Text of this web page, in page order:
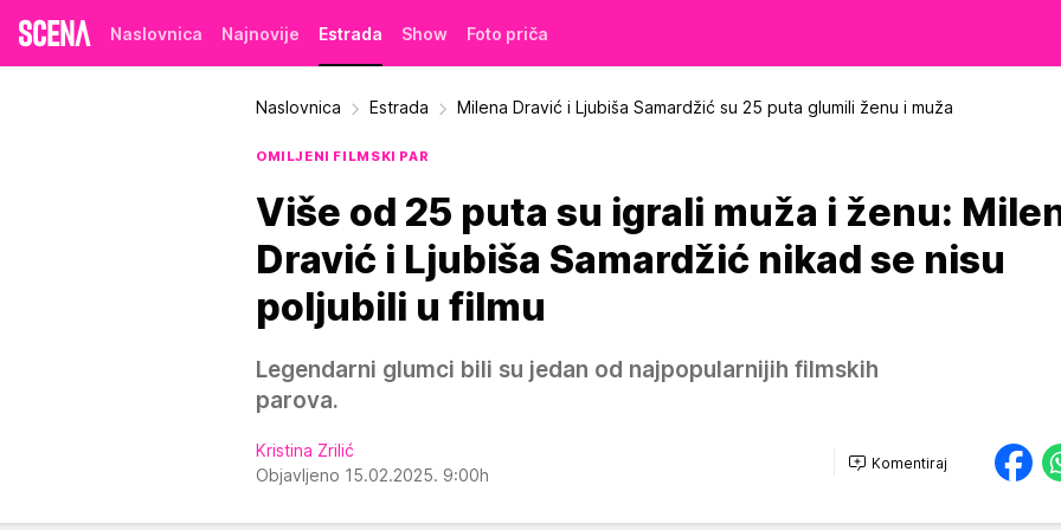
Naslovnica Najnovije Estrada Show Foto priča
Naslovnica Estrada Milena Dravić i Ljubiša Samardžić su 25 puta glumili ženu i muža
OMILJENI FILMSKI PAR
Više od 25 puta su igrali muža i ženu:
Dravić i Ljubiša Samardžić nikad se nisu
poljubili u filmu
Legendarni glumci bili su jedan od najpopularnijih filmskih
parova.
Kristina Zrilić
Objavljeno 15.02.2025. 9:00h
Komentiraj